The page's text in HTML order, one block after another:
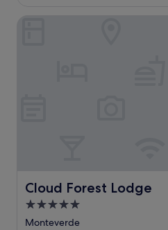
Cloud Forest Lodge
Cloud Forest Lodge
Hébergement
5.0 étoiles
Monteverde